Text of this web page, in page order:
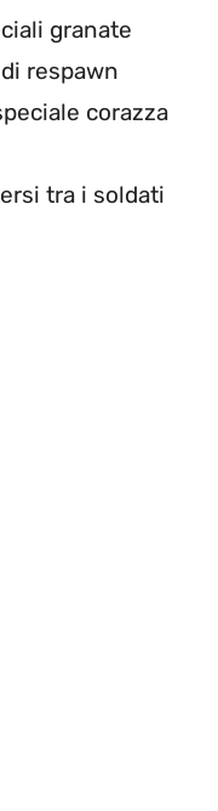
granate
respawn
corazza
tra i soldati